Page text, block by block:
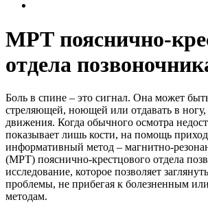
МРТ пояснично-
отдела
Боль в спине – это сигнал. Она может
стреляющей, ноющей или отдавать в
движения. Когда обычного осмотра
показывает лишь кости, на помощь
информативный метод – магнитно-
(МРТ) пояснично-крестцового отдела
исследование, которое позволяет
проблемы, не прибегая к болезненным
методам.